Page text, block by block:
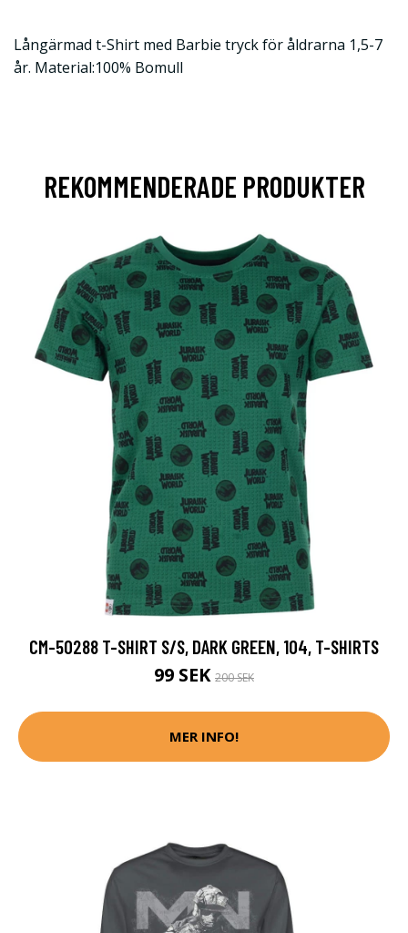
Långärmad t-Shirt med Barbie tryck för åldrarna 1,5-7
år. Material:100% Bomull
REKOMMENDERADE PRODUKTER
CM-50288 T-SHIRT S/S, DARK GREEN, 104, T-SHIRTS
99 SEK 200 SEK
MER INFO!